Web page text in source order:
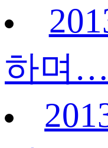
하며…